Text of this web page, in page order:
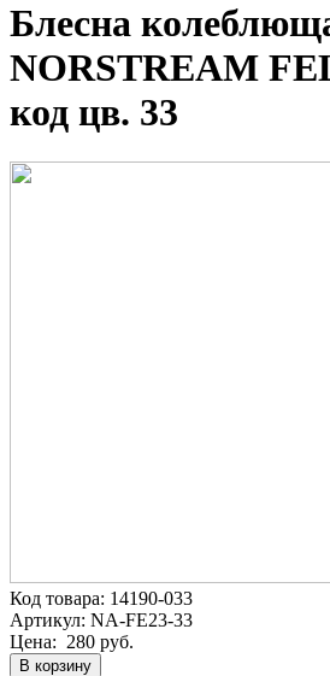
Блесна
NORSTREAM
код цв. 33
Код товара: 14190-033
Артикул: NA-FE23-33
Цена: 280 руб.
В корзину